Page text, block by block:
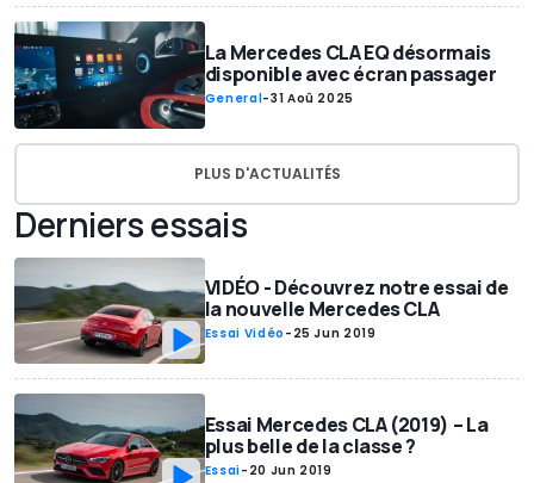
La Mercedes CLA EQ désormais
disponible avec écran passager
General-31 Aoû 2025
PLUS D'ACTUALITÉS
Derniers essais
VIDÉO - Découvrez notre essai de
la nouvelle Mercedes CLA
Essai Vidéo - 25 Jun 2019
Essai Mercedes CLA (2019) – La
plus belle de la classe ?
Essai- 20 Jun 2019